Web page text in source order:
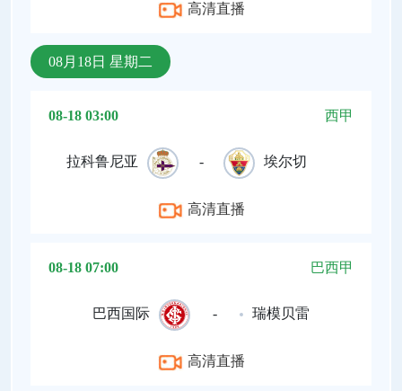
高清直播
08月18日 星期二
08-18 03:00 西甲
拉科鲁尼亚 - 埃尔切
高清直播
08-18 07:00 巴西甲
巴西国际 - 瑞模贝雷
高清直播